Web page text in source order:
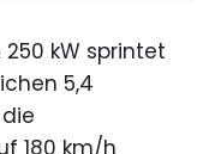
kW sprintet
5,4